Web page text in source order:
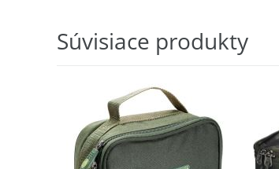
Súvisiace produkty